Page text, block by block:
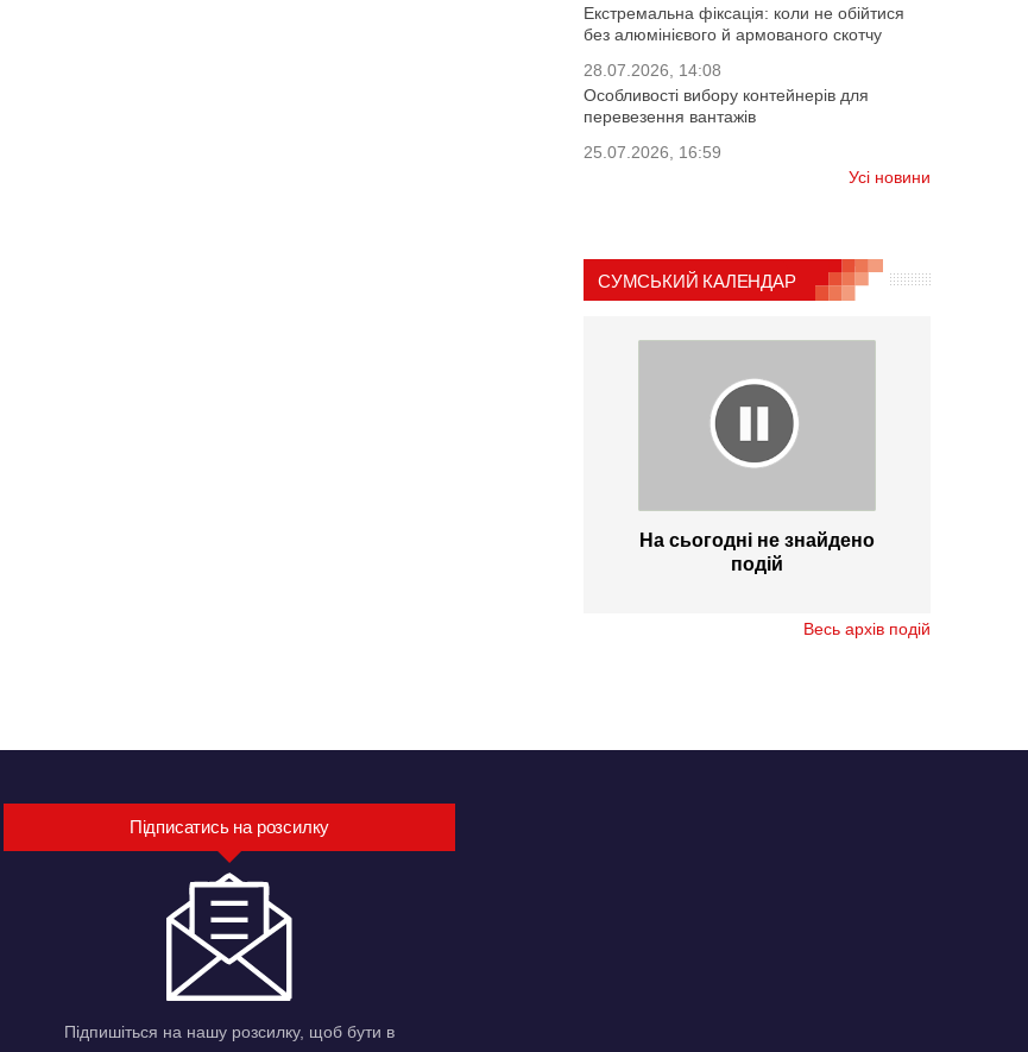
Екстремальна фіксація: коли не обійтися
без алюмінієвого й армованого скотчу
28.07.2026, 14:08
Особливості вибору контейнерів для
перевезення вантажів
25.07.2026, 16:59
Усі новини
СУМСЬКИЙ КАЛЕНДАР
На сьогодні не знайдено
подій
Весь архів подій
Підписатись на розсилку
Підпишіться на нашу розсилку, щоб бути в